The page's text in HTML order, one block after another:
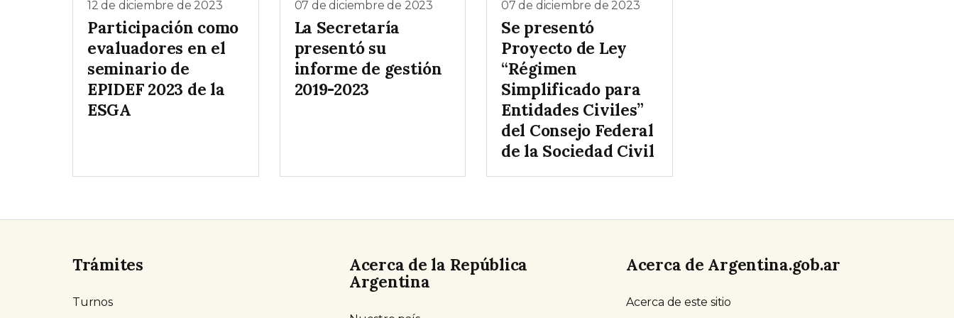
12 de diciembre de 2023
Participación como
evaluadores en el
seminario de
EPIDEF 2023 de la
ESGA
07 de diciembre de 2023
La Secretaría
presentó su
informe de gestión
2019-2023
07 de diciembre de 2023
Se presentó
Proyecto de Ley
“Régimen
Simplificado para
Entidades Civiles”
del Consejo Federal
de la Sociedad Civil
Trámites
Turnos
Acerca de la República
Argentina
Acerca de Argentina.gob.ar
Acerca de este sitio